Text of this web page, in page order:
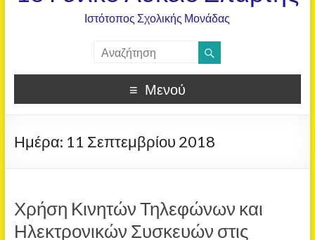
Ιστότοπος Σχολικής Μονάδας
Μενού
Ημέρα: 11 Σεπτεμβρίου 2018
Χρήση Κινητών Τηλεφώνων και
Ηλεκτρονικών Συσκευών στις